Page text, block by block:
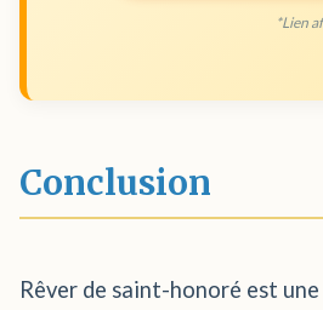
*Lien
Conclusion
Rêver de saint-honoré est